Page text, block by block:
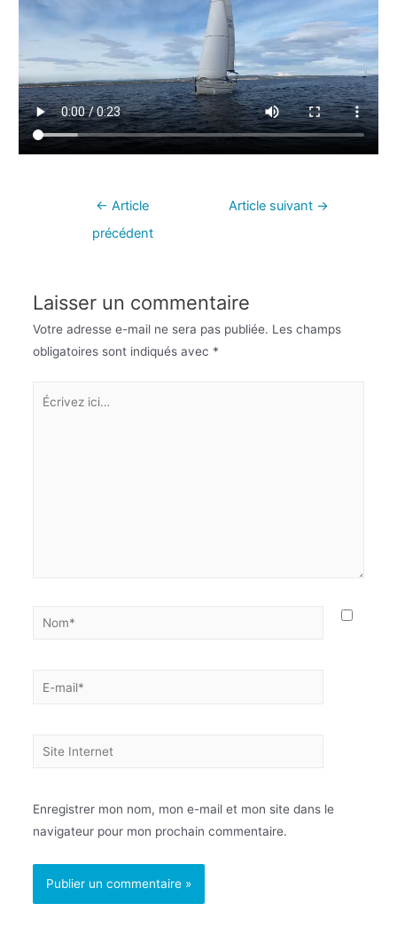
← Article
précédent
Article suivant →
Laisser un commentaire
Votre adresse e-mail ne sera pas publiée. Les champs
obligatoires sont indiqués avec *
Enregistrer mon nom, mon e-mail et mon site dans le
navigateur pour mon prochain commentaire.